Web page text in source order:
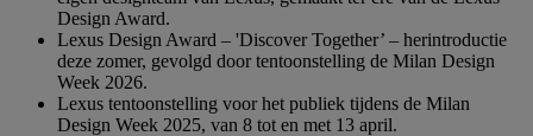
Design Award.
Lexus Design Award – 'Discover Together’ – herintroductie
deze zomer, gevolgd door tentoonstelling de Milan Design
Week 2026.
Lexus tentoonstelling voor het publiek tijdens de Milan
Design Week 2025, van 8 tot en met 13 april.